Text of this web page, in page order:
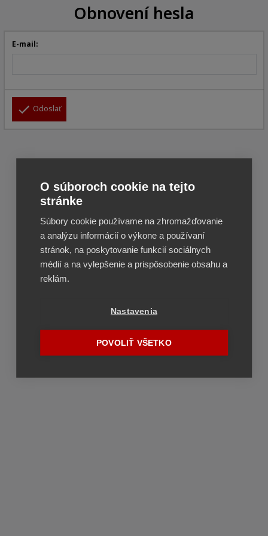
Obnovení hesla
E-mail:
Odoslať
O súboroch cookie na tejto
stránke
Súbory cookie používame na zhromažďovanie
a analýzu informácií o výkone a používaní
stránok, na poskytovanie funkcií sociálnych
médií a na vylepšenie a prispôsobenie obsahu a
reklám.
Nastavenia
POVOLIŤ VŠETKO